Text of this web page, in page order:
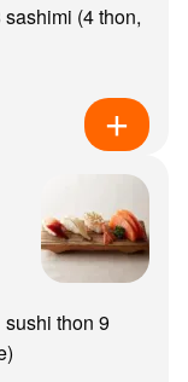
(4 thon,
thon 9